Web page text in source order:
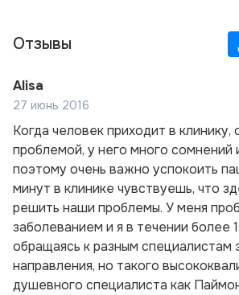
Отзывы
Alisa
27 июнь 2016
Когда человек приходит в клинику,
проблемой, у него много сомнений
поэтому очень важно успокоить
минут в клинике чувствуешь, что
решить наши проблемы. У меня
заболеванием и я в течении более
обращаясь к разным специалистам
направления, но такого
душевного специалиста как